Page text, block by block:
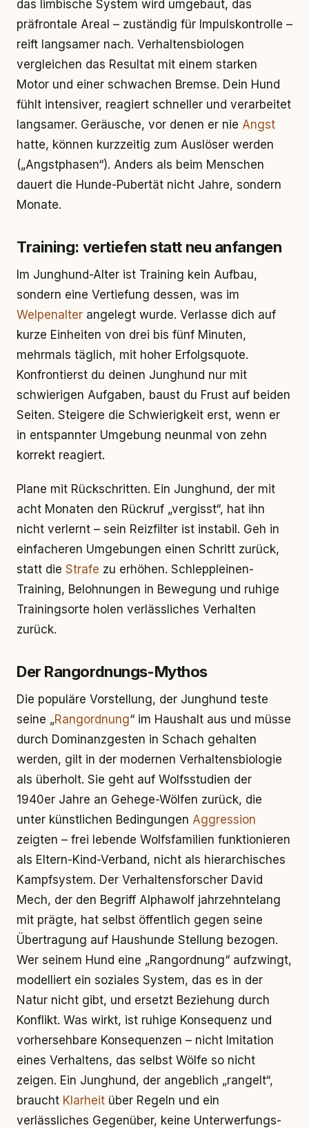
das limbische System wird umgebaut, das
präfrontale Areal – zuständig für Impulskontrolle –
reift langsamer nach. Verhaltensbiologen
vergleichen das Resultat mit einem starken
Motor und einer schwachen Bremse. Dein Hund
fühlt intensiver, reagiert schneller und verarbeitet
langsamer. Geräusche, vor denen er nie Angst
hatte, können kurzzeitig zum Auslöser werden
(„Angstphasen“). Anders als beim Menschen
dauert die Hunde-Pubertät nicht Jahre, sondern
Monate.
Training: vertiefen statt neu anfangen
Im Junghund-Alter ist Training kein Aufbau,
sondern eine Vertiefung dessen, was im
Welpenalter angelegt wurde. Verlasse dich auf
kurze Einheiten von drei bis fünf Minuten,
mehrmals täglich, mit hoher Erfolgsquote.
Konfrontierst du deinen Junghund nur mit
schwierigen Aufgaben, baust du Frust auf beiden
Seiten. Steigere die Schwierigkeit erst, wenn er
in entspannter Umgebung neunmal von zehn
korrekt reagiert.
Plane mit Rückschritten. Ein Junghund, der mit
acht Monaten den Rückruf „vergisst“, hat ihn
nicht verlernt – sein Reizfilter ist instabil. Geh in
einfacheren Umgebungen einen Schritt zurück,
statt die Strafe zu erhöhen. Schleppleinen-
Training, Belohnungen in Bewegung und ruhige
Trainingsorte holen verlässliches Verhalten
zurück.
Der Rangordnungs-Mythos
Die populäre Vorstellung, der Junghund teste
seine „Rangordnung“ im Haushalt aus und müsse
durch Dominanzgesten in Schach gehalten
werden, gilt in der modernen Verhaltensbiologie
als überholt. Sie geht auf Wolfsstudien der
1940er Jahre an Gehege-Wölfen zurück, die
unter künstlichen Bedingungen Aggression
zeigten – frei lebende Wolfsfamilien funktionieren
als Eltern-Kind-Verband, nicht als hierarchisches
Kampfsystem. Der Verhaltensforscher David
Mech, der den Begriff Alphawolf jahrzehntelang
mit prägte, hat selbst öffentlich gegen seine
Übertragung auf Haushunde Stellung bezogen.
Wer seinem Hund eine „Rangordnung“ aufzwingt,
modelliert ein soziales System, das es in der
Natur nicht gibt, und ersetzt Beziehung durch
Konflikt. Was wirkt, ist ruhige Konsequenz und
vorhersehbare Konsequenzen – nicht Imitation
eines Verhaltens, das selbst Wölfe so nicht
zeigen. Ein Junghund, der angeblich „rangelt“,
braucht Klarheit über Regeln und ein
verlässliches Gegenüber, keine Unterwerfungs-